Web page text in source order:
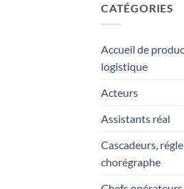
CATÉGORIES
Accueil de
logistique
Acteurs
Assistants réal
Cascadeurs,
chorégraphe